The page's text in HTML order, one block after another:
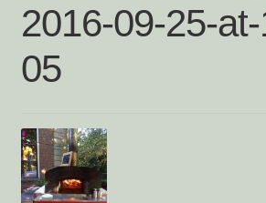
Afrekenen
Algemene Voorwaarden
Deelnemers
2016-09-25-
05